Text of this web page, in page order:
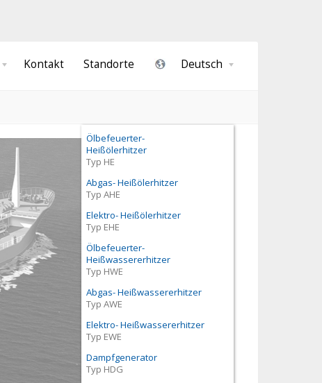
Kontakt Standorte Deutsch
Ölbefeuerter-
Heißölerhitzer
Typ HE
Abgas- Heißölerhitzer
Typ AHE
Elektro- Heißölerhitzer
Typ EHE
Ölbefeuerter-
Heißwassererhitzer
Typ HWE
Abgas- Heißwassererhitzer
Typ AWE
Elektro- Heißwassererhitzer
Typ EWE
Dampfgenerator
Typ HDG